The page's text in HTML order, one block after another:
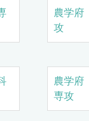
農学
攻
農学
専攻